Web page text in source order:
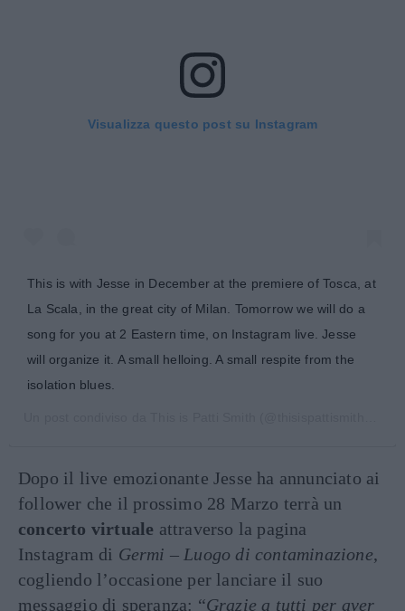
Visualizza questo post su Instagram
This is with Jesse in December at the premiere of Tosca, at
La Scala, in the great city of Milan. Tomorrow we will do a
song for you at 2 Eastern time, on Instagram live. Jesse
will organize it. A small helloing. A small respite from the
isolation blues.
Dopo il live emozionante Jesse ha annunciato ai
follower che il prossimo 28 Marzo terrà un
concerto virtuale attraverso la pagina
Instagram di Germi – Luogo di contaminazione,
cogliendo l’occasione per lanciare il suo
messaggio di speranza: “Grazie a tutti per aver